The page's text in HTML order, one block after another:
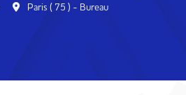
Paris ( 75 ) - Bureau